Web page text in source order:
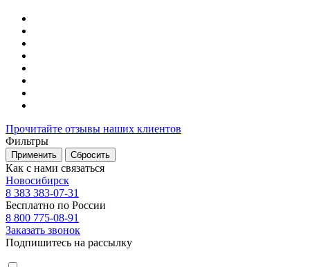
Прочитайте отзывы наших клиентов
Фильтры
Применить Сбросить
Как с нами связаться
Новосибирск
8 383 383-07-31
Бесплатно по России
8 800 775-08-91
Заказать звонок
Подпишитесь на рассылку